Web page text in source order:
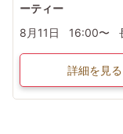
ーティー
8月11日
16:00〜
詳細を見る